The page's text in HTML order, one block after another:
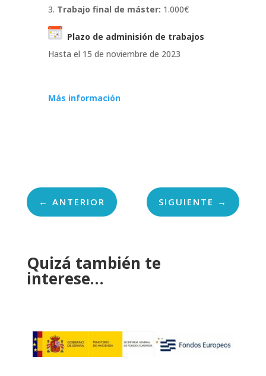
Trabajo final de máster: 1.000€
Plazo de adminisión de trabajos
Hasta el 15 de noviembre de 2023
Más información
← ANTERIOR SIGUIENTE →
Quizá también te
interese…